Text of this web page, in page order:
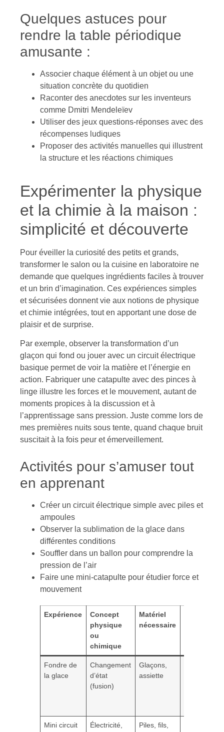
Quelques astuces pour
rendre la table périodique
amusante :
Associer chaque élément à un objet ou une
situation concrète du quotidien
Raconter des anecdotes sur les inventeurs
comme Dmitri Mendeleïev
Utiliser des jeux questions-réponses avec des
récompenses ludiques
Proposer des activités manuelles qui illustrent
la structure et les réactions chimiques
Expérimenter la physique
et la chimie à la maison :
simplicité et découverte
Pour éveiller la curiosité des petits et grands,
transformer le salon ou la cuisine en laboratoire ne
demande que quelques ingrédients faciles à trouver
et un brin d’imagination. Ces expériences simples
et sécurisées donnent vie aux notions de physique
et chimie intégrées, tout en apportant une dose de
plaisir et de surprise.
Par exemple, observer la transformation d’un
glaçon qui fond ou jouer avec un circuit électrique
basique permet de voir la matière et l’énergie en
action. Fabriquer une catapulte avec des pinces à
linge illustre les forces et le mouvement, autant de
moments propices à la discussion et à
l’apprentissage sans pression. Juste comme lors de
mes premières nuits sous tente, quand chaque bruit
suscitait à la fois peur et émerveillement.
Activités pour s’amuser tout
en apprenant
Créer un circuit électrique simple avec piles et
ampoules
Observer la sublimation de la glace dans
différentes conditions
Souffler dans un ballon pour comprendre la
pression de l’air
Faire une mini-catapulte pour étudier force et
mouvement
Expérience
Concept
physique
ou
chimique
Matériel
nécessaire
Fondre de
la glace
Changement
d’état
(fusion)
Glaçons,
assiette
Mini circuit
Électricité,
Piles, fils,